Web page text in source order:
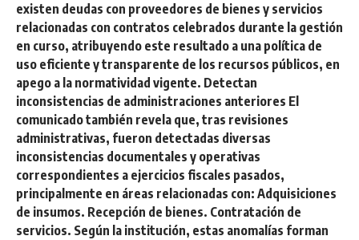
existen deudas con proveedores de bienes y servicios
relacionadas con contratos celebrados durante la gestión
en curso, atribuyendo este resultado a una política de
uso eficiente y transparente de los recursos públicos, en
apego a la normatividad vigente. Detectan
inconsistencias de administraciones anteriores El
comunicado también revela que, tras revisiones
administrativas, fueron detectadas diversas
inconsistencias documentales y operativas
correspondientes a ejercicios fiscales pasados,
principalmente en áreas relacionadas con: Adquisiciones
de insumos. Recepción de bienes. Contratación de
servicios. Según la institución, estas anomalías forman